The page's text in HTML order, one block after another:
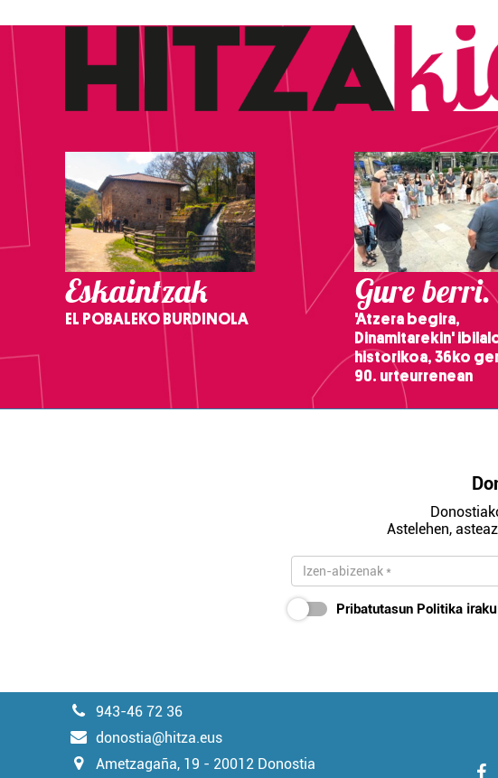
Eskaintzak
EL POBALEKO BURDINOLA
Gure berri.
'Atzera begira,
Dinamitarekin'
historikoa, 36ko
90. urteurrenean
Astelehen,
Pribatutasun Politika
943-46 72 36
donostia@hitza.eus
Ametzagaña, 19 - 20012 Donostia